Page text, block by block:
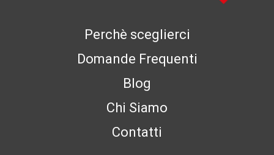
Perchè sceglierci
Domande Frequenti
Blog
Chi Siamo
Contatti